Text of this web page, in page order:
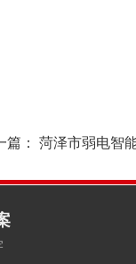
篇： 菏泽市弱电智